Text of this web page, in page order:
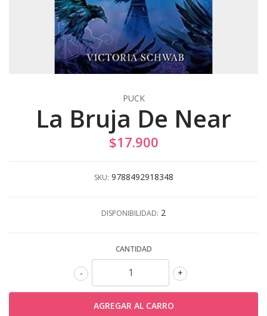
PUCK
La Bruja De Near
$17.900
SKU: 9788492918348
DISPONIBILIDAD: 2
CANTIDAD
+
-